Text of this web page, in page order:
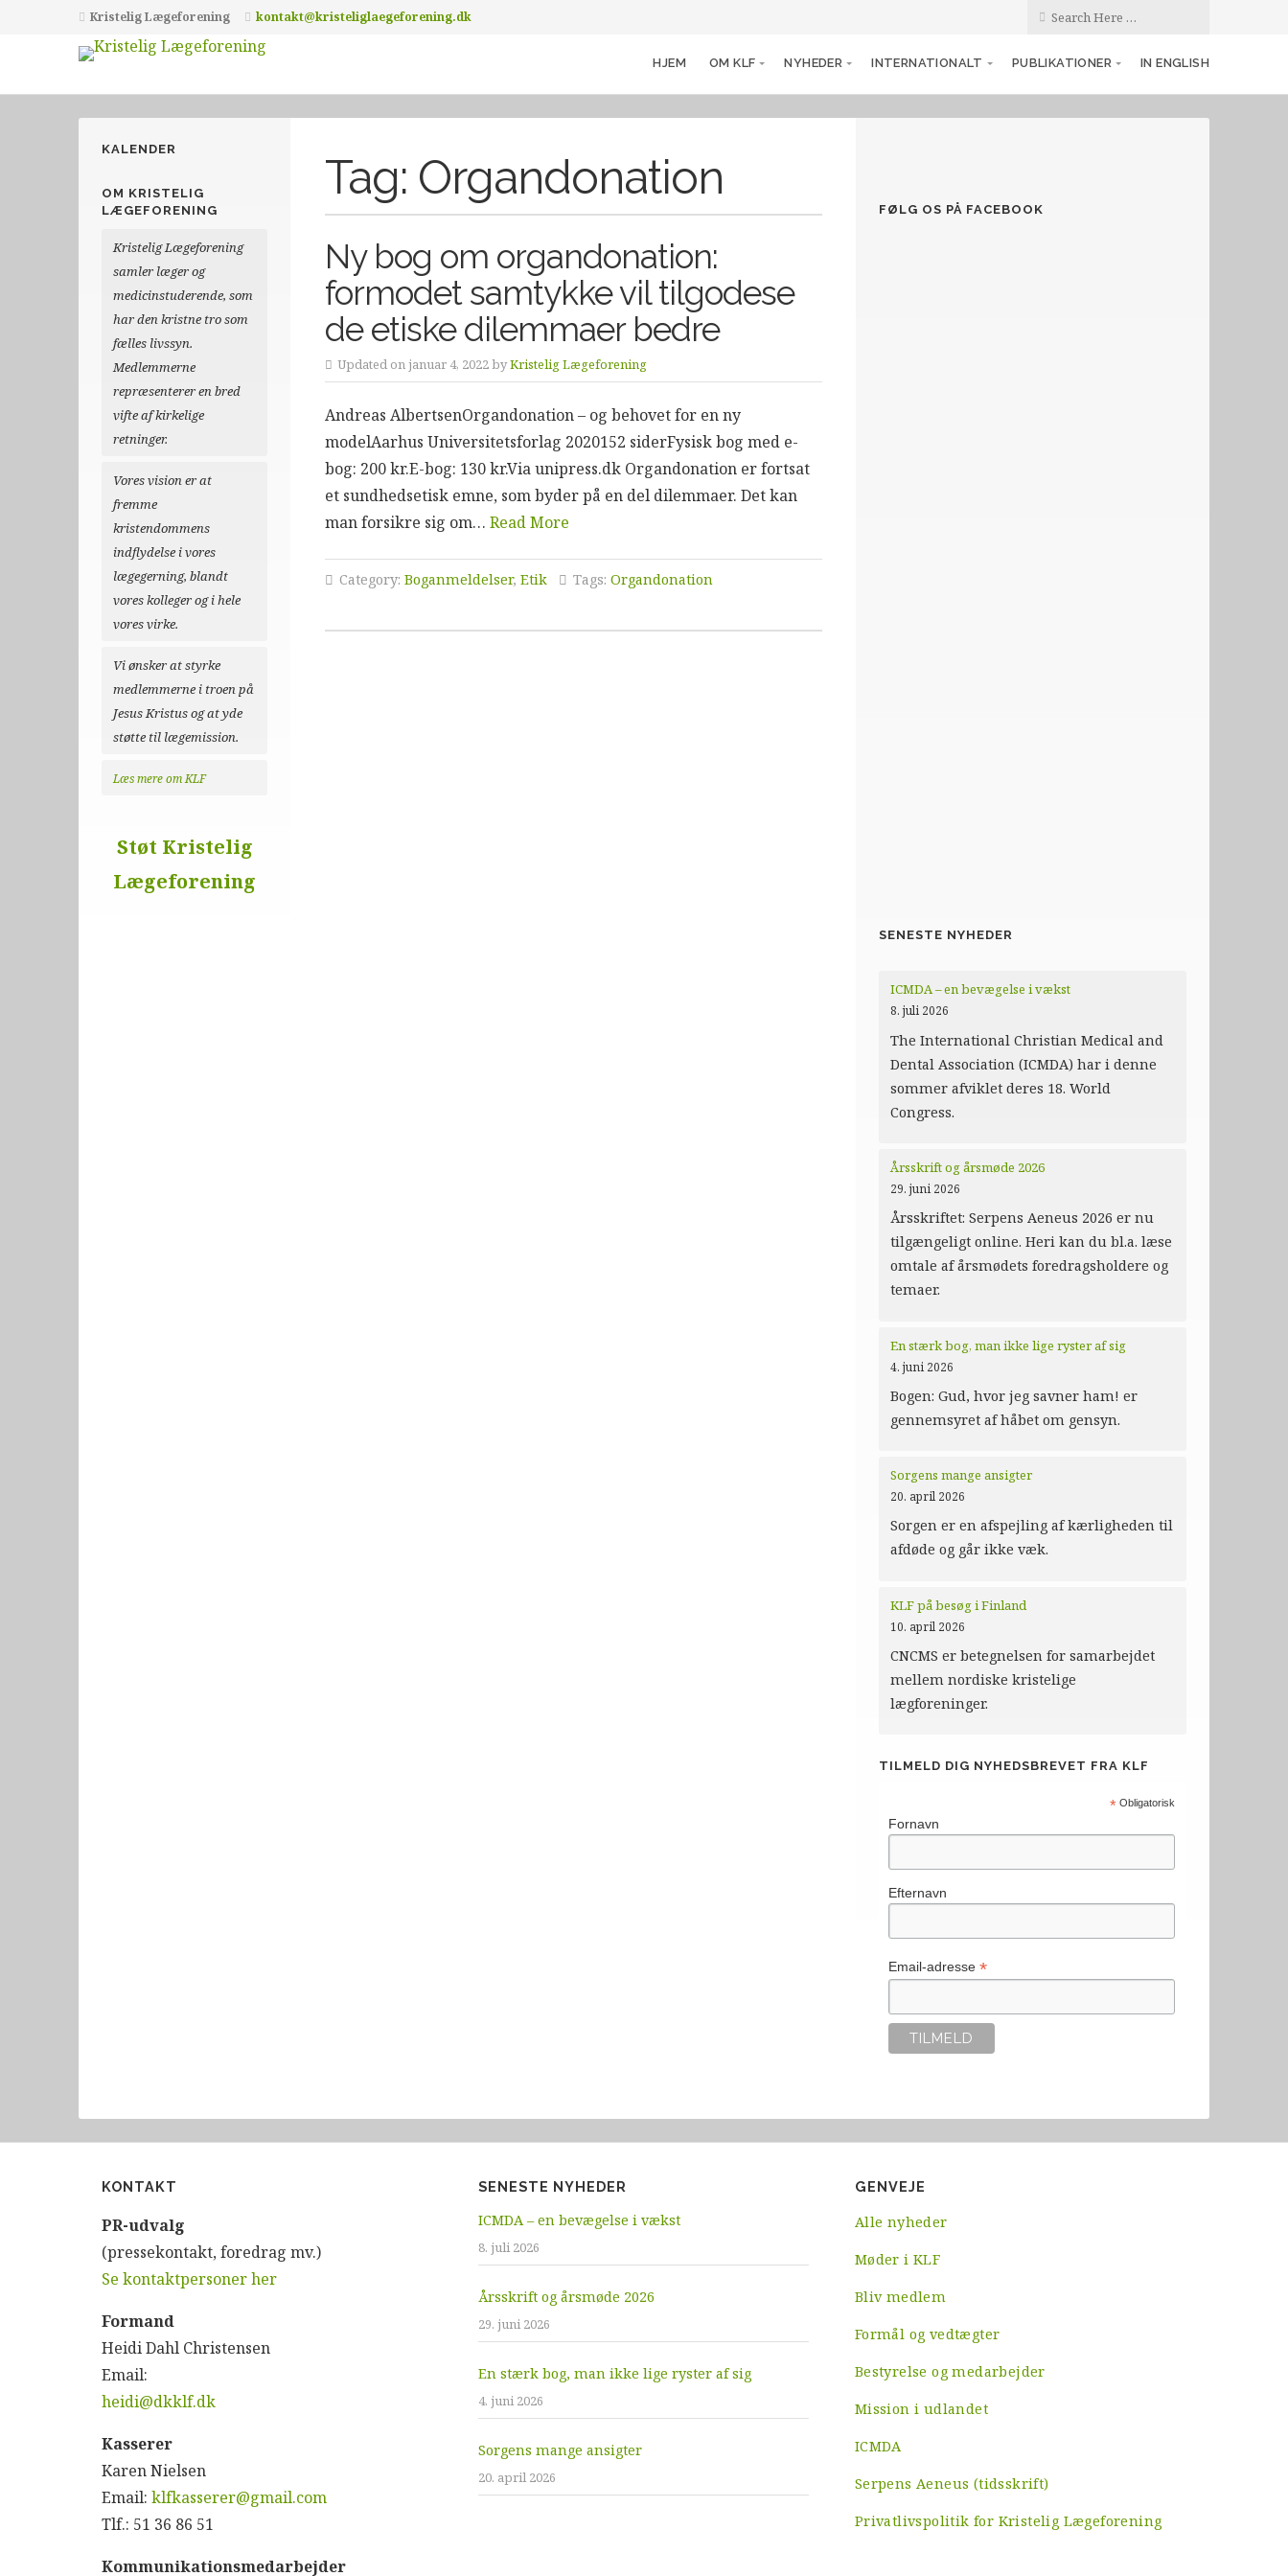
Kristelig Lægeforening kontakt@kristeliglaegeforening.dk
HJEM OM KLF NYHEDER INTERNATIONALT PUBLIKATIONER IN ENGLISH
KALENDER
OM KRISTELIG
LÆGEFORENING
Kristelig Lægeforening
samler læger og
medicinstuderende, som
har den kristne tro som
fælles livssyn.
Medlemmerne
repræsenterer en bred
vifte af kirkelige
retninger.
Vores vision er at
fremme
kristendommens
indflydelse i vores
lægegerning, blandt
vores kolleger og i hele
vores virke.
Vi ønsker at styrke
medlemmerne i troen på
Jesus Kristus og at yde
støtte til lægemission.
Læs mere om KLF
Støt Kristelig
Lægeforening
Tag: Organdonation
Ny bog om organdonation:
formodet samtykke vil tilgodese
de etiske dilemmaer bedre
Updated on januar 4, 2022 byKristelig Lægeforening
Andreas AlbertsenOrgandonation – og behovet for en ny
modelAarhus Universitetsforlag 2020152 siderFysisk bog med e-
bog: 200 kr.E-bog: 130 kr.Via unipress.dk Organdonation er fortsat
et sundhedsetisk emne, som byder på en del dilemmaer. Det kan
man forsikre sig om… Read More
Category: Boganmeldelser, Etik Tags: Organdonation
FØLG OS PÅ FACEBOOK
SENESTE NYHEDER
ICMDA – en bevægelse i vækst
8. juli 2026
The International Christian Medical and
Dental Association (ICMDA) har i denne
sommer afviklet deres 18. World
Congress.
Årsskrift og årsmøde 2026
29. juni 2026
Årsskriftet: Serpens Aeneus 2026 er nu
tilgængeligt online. Heri kan du bl.a. læse
omtale af årsmødets foredragsholdere og
temaer.
En stærk bog, man ikke lige ryster af sig
4. juni 2026
Bogen: Gud, hvor jeg savner ham! er
gennemsyret af håbet om gensyn.
Sorgens mange ansigter
20. april 2026
Sorgen er en afspejling af kærligheden til
afdøde og går ikke væk.
KLF på besøg i Finland
10. april 2026
CNCMS er betegnelsen for samarbejdet
mellem nordiske kristelige
lægforeninger.
TILMELD DIG NYHEDSBREVET FRA KLF
*Obligatorisk
Fornavn
Efternavn
Email-adresse *
KONTAKT
PR-udvalg
(pressekontakt, foredrag mv.)
Se kontaktpersoner her
Formand
Heidi Dahl Christensen
Email:
heidi@dkklf.dk
Kasserer
Karen Nielsen
Email: klfkasserer@gmail.com
Tlf.: 51 36 86 51
Kommunikationsmedarbejder
SENESTE NYHEDER
ICMDA – en bevægelse i vækst
8. juli 2026
Årsskrift og årsmøde 2026
29. juni 2026
En stærk bog, man ikke lige ryster af sig
4. juni 2026
Sorgens mange ansigter
20. april 2026
GENVEJE
Alle nyheder
Møder i KLF
Bliv medlem
Formål og vedtægter
Bestyrelse og medarbejder
Mission i udlandet
ICMDA
Serpens Aeneus (tidsskrift)
Privatlivspolitik for Kristelig Lægeforening